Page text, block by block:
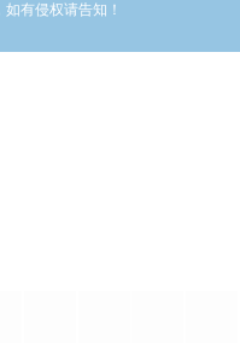
有侵权请告知！